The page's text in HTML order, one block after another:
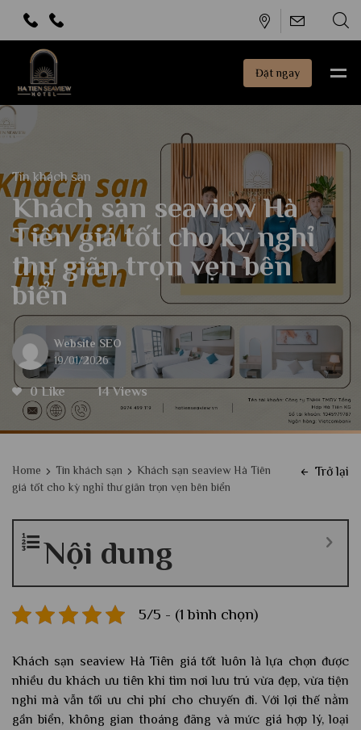
Đặt ngay
Tin khách sạn
Khách sạn seaview Hà
Tiên giá tốt cho kỳ nghỉ
thư giãn trọn vẹn bên
biển
Website SEO
19/01/2026
0 Like 14 Views
Home Tin khách sạn
Khách sạn seaview Hà Tiên
giá tốt cho kỳ nghỉ thư giãn trọn vẹn bên biển
Trở lại
Nội dung
5/5 - (1 bình chọn)
Khách sạn seaview Hà Tiên giá tốt luôn là lựa chọn được
nhiều du khách ưu tiên khi tìm nơi lưu trú vừa đẹp, vừa tiện
nghi mà vẫn tối ưu chi phí cho chuyến đi. Với lợi thế nằm
gần biển, không gian thoáng đãng và mức giá hợp lý, loại